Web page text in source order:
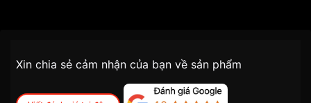
Đối tượng sử dụng Nam
tiện lợi –
nhanh chóng – minh bạch
Xin chia sẻ cảm nhận của bạn về sản phẩm